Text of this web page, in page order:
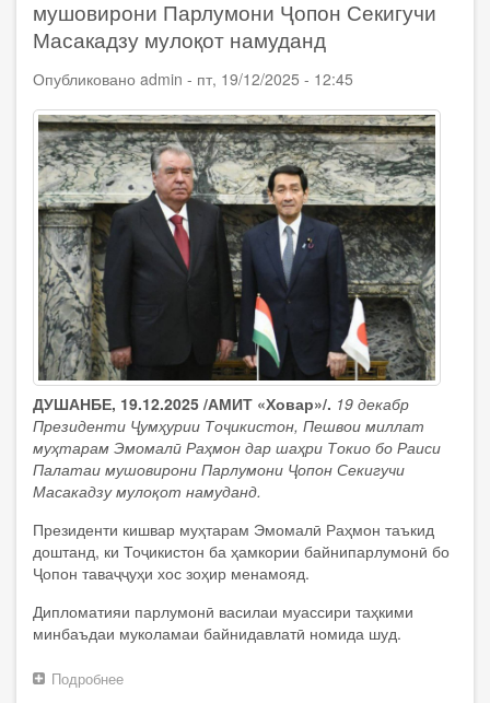
шаҳри
Токиои
бо
гурӯҳ
донишҷӯёни
тоҷик
мулоқот
намуданд
мушовирони Парлумони Ҷопон Секигучи
Масакадзу мулоқот намуданд
Опубликовано admin - пт, 19/12/2025 - 12:45
ДУШАНБЕ, 19.12.2025 /АМИТ «Ховар»/. 19 декабр
Президенти Ҷумҳурии Тоҷикистон, Пешвои миллат
муҳтарам Эмомалӣ Раҳмон дар шаҳри Токио бо Раиси
Палатаи мушовирони Парлумони Ҷопон Секигучи
Масакадзу мулоқот намуданд.
Президенти кишвар муҳтарам Эмомалӣ Раҳмон таъкид
доштанд, ки Тоҷикистон ба ҳамкории байнипарлумонӣ бо
Ҷопон таваҷҷуҳи хос зоҳир менамояд.
Дипломатияи парлумонӣ василаи муассири таҳкими
минбаъдаи муколамаи байнидавлатӣ номида шуд.
Подробнее